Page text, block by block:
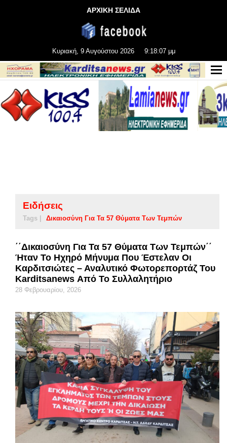
ΑΡΧΙΚΗ ΣΕΛΙΔΑ
Κυριακή, 9 Αυγούστου 2026 9:18:08 μμ
Ειδήσεις
Tags | Δικαιοσύνη Για Τα 57 Θύματα Των Τεμπών
΄΄Δικαιοσύνη Για Τα 57 Θύματα Των Τεμπών΄΄
Ήταν Το Ηχηρό Μήνυμα Που Έστελαν Οι
Καρδιτσιώτες – Αναλυτικό Φωτορεπορτάζ Του
Karditsanews Από Το Συλλαλητήριο
28 Φεβρουαρίου, 2026